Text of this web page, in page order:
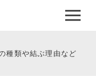
種類や結ぶ理由など